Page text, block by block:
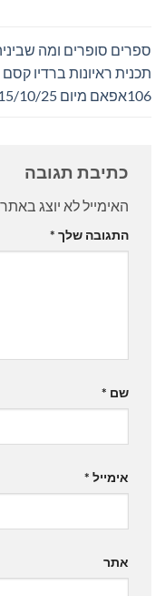
ספרים סופרים ומה
תכנית ראיונות ברדיו קסם
106אפאם מיום 15/10/25
כתיבת תגובה
האימייל לא יוצג
התגובה שלך *
שם *
אימייל *
אתר